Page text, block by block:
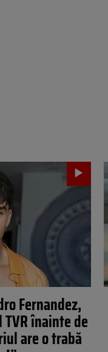
Fernandez,
înainte de
are o trabă